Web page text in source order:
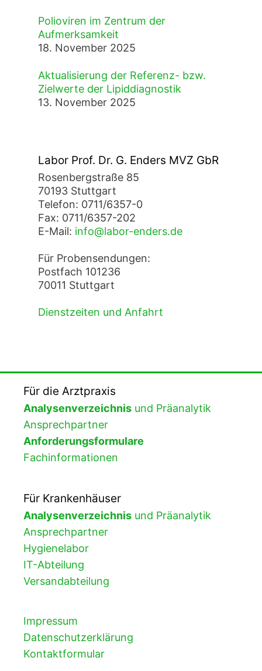
Polioviren im Zentrum der
Aufmerksamkeit
18. November 2025
Aktualisierung der Referenz- bzw.
Zielwerte der Lipiddiagnostik
13. November 2025
Labor Prof. Dr. G. Enders MVZ GbR
Rosenbergstraße 85
70193 Stuttgart
Telefon: 0711/6357-0
Fax: 0711/6357-202
E-Mail: info@labor-enders.de
Für Probensendungen:
Postfach 101236
70011 Stuttgart
Dienstzeiten und Anfahrt
Für die Arztpraxis
Analysenverzeichnis und Präanalytik
Ansprechpartner
Anforderungsformulare
Fachinformationen
Für Krankenhäuser
Analysenverzeichnis und Präanalytik
Ansprechpartner
Hygienelabor
IT-Abteilung
Versandabteilung
Impressum
Datenschutzerklärung
Kontaktformular